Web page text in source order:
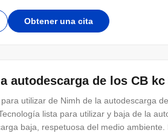
Obtener una cita
autodescarga de los CB
utilizar de Nimh de la autodescarga
lista para utilizar y baja de la
baja, respetuosa del medio ambiente.